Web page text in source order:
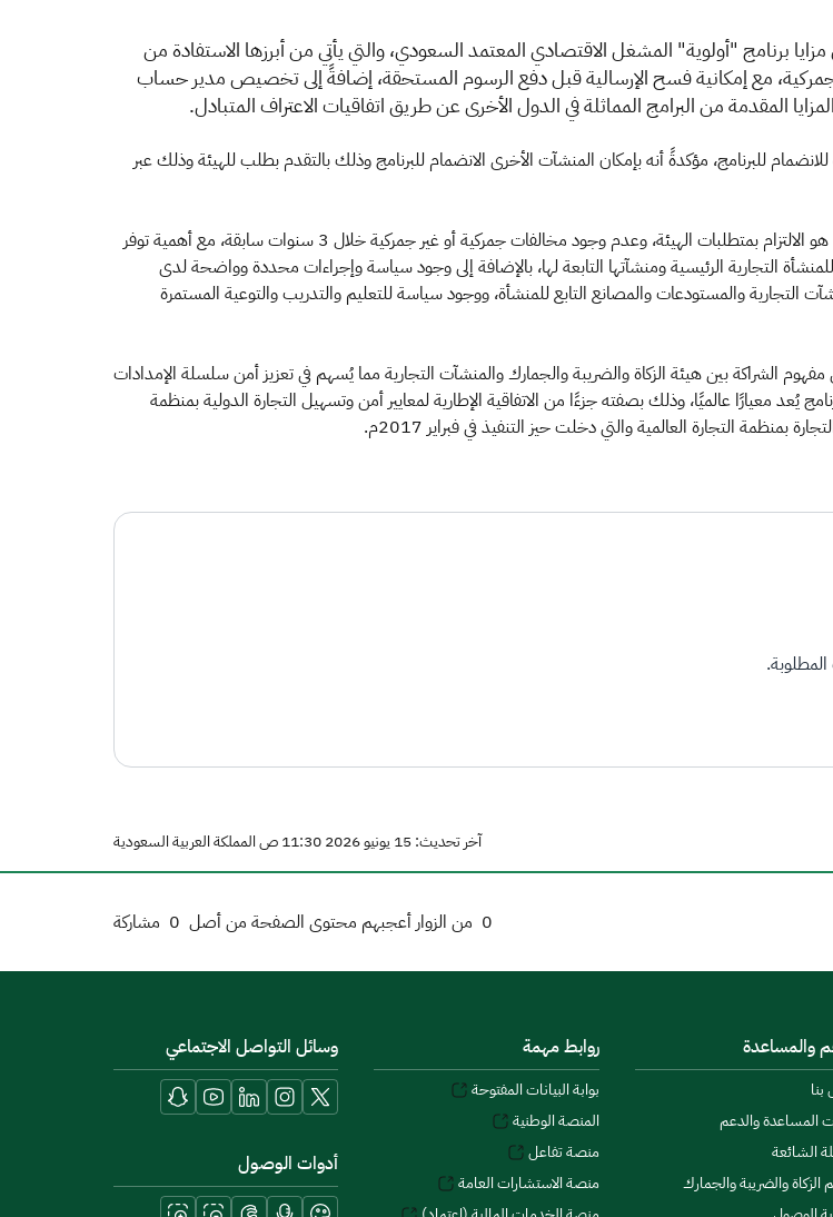
أن 229 منشأة تجارية تستفيد من مزايا برنامج "أولوية" المشغل الاقتصادي المعتمد السعودي، والتي يأتي من أبرزها الاستفادة من
مع إمكانية فسح الإرسالية قبل دفع الرسوم المستحقة، إضافةً إلى تخصيص مدير حساب
المقدمة من البرامج المماثلة في الدول الأخرى عن طريق اتفاقيات الاعتراف المتبادل.
للبرنامج، مؤكدةً أنه بإمكان المنشآت الأخرى الانضمام للبرنامج وذلك بالتقدم بطلب للهيئة وذلك عبر
وحول الشروط الواجب توافرها في المنشأة للانضمام للبرنامج، أوضحت الهيئة أن أبرزها هو الالتزام بمتطلبات الهيئة، وعدم وجود مخالفات جمركية أو غير جمركية خلال 3 سنوات سابقة، مع أهمية توفر
التجارية الرئيسية ومنشآتها التابعة لها، بالإضافة إلى وجود سياسة وإجراءات محددة وواضحة لدى
التجارية والمستودعات والمصانع التابع للمنشأة، ووجود سياسة للتعليم والتدريب والتوعية المستمرة
الشراكة بين هيئة الزكاة والضريبة والجمارك والمنشآت التجارية مما يُسهم في تعزيز أمن سلسلة الإمدادات
يُعد معيارًا عالميًا، وذلك بصفته جزءًا من الاتفاقية الإطارية لمعايير أمن وتسهيل التجارة الدولية بمنظمة
آخر تحديث: 15 يونيو 2026 11:30 ص المملكة العربية السعودية
0 من الزوار أعجبهم محتوى الصفحة من أصل 0 مشاركة
والمساعدة
المساعدة والدعم
الشائعة
والضريبة والجمارك
روابط مهمة
بوابة البيانات المفتوحة
المنصة الوطنية
منصة تفاعل
منصة الاستشارات العامة
وسائل التواصل الاجتماعي
أدوات الوصول